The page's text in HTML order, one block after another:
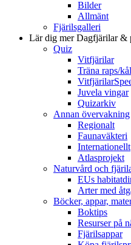
Bilder
Allmänt
Fjärilsgalleri
Lär dig merDagfjärilar &
Quiz
Vitfjärilar
Träna raps/
Juvela vingar
Quizarkiv
Annan övervakning
Regionalt
Faunaväkteri
Internationellt
Atlasprojekt
Naturvård och
EUs
Arter med
Böcker, appar,
Boktips
Resurser på
Fjärilsappar